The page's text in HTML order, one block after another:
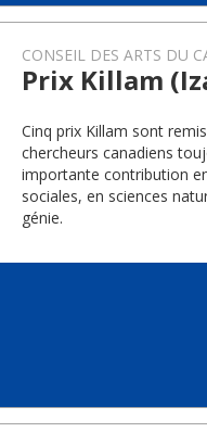
CONSEIL DES ARTS DU
Prix Killam
Cinq prix Killam sont
chercheurs canadiens
importante contribution
sociales, en sciences
génie.